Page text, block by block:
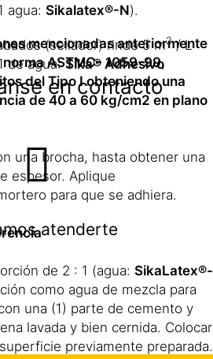
agua: Sikalatex®-N).
(sellador) rinde 5 m2/ L
de agua:Sika® Adhesivo
mencionadas anteriormente
ASTMC- 1059-99,
del Tipo I obteniendo una
de 40 a 60 kg/cm2 en plano
una brocha, hasta obtener una
espesor. Aplique
para que se adhiera.
de 2 : 1 (agua: SikaLatex®-
como agua de mezcla para
una (1) parte de cemento y
lavada y bien cernida. Colocar
previamente preparada.
en contacto
atenderte